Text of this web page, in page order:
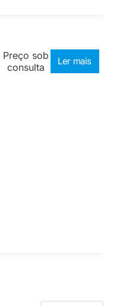
Preço sob
consulta
Ler mais